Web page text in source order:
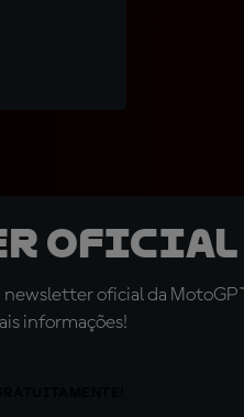
oficial
oficial da
informações!